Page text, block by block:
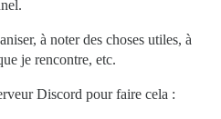
à noter des choses utiles, à
je rencontre, etc.
Discord pour faire cela :